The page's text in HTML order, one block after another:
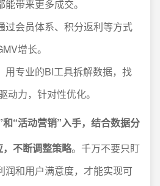
带来更多成交。
过会员体系、积分返利等方式
增长。
用专业的BI工具拆解数据，找
动力，针对性优化。
“活动营销”入手，结合数据分
不断调整策略。千万不要只盯
润和用户满意度，才能实现可